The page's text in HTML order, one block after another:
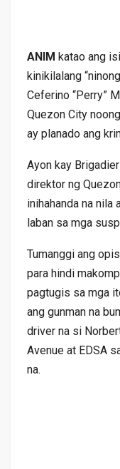
ANIM katao ang
kinikilalang
Ceferino “Perry”
Quezon City
ay planado ang
Ayon kay
direktor ng
inihahanda na nila
laban sa mga
Tumanggi ang
para hindi
pagtugis sa mga
ang gunman na
driver na si
Avenue at EDSA
na.